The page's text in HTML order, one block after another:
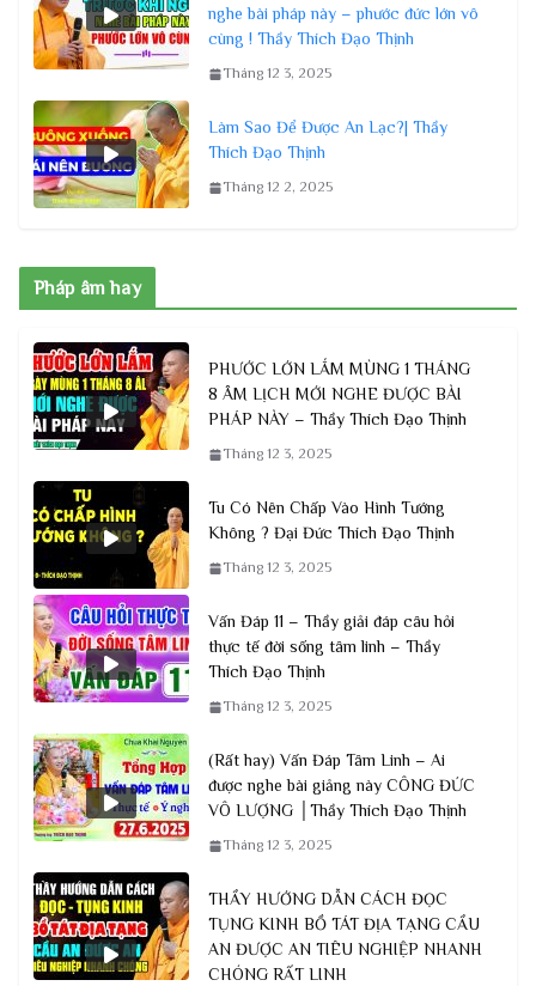
nghe bài pháp này – phước đức lớn vô
cùng ! Thầy Thích Đạo Thịnh
Tháng 12 3, 2025
Làm Sao Để Được An Lạc?| Thầy
Thích Đạo Thịnh
Tháng 12 2, 2025
Pháp âm hay
PHƯỚC LỚN LẮM MÙNG 1 THÁNG
8 ÂM LỊCH MỚI NGHE ĐƯỢC BÀI
PHÁP NÀY – Thầy Thích Đạo Thịnh
Tháng 12 3, 2025
Tu Có Nên Chấp Vào Hình Tướng
Không ? Đại Đức Thích Đạo Thịnh
Tháng 12 3, 2025
Vấn Đáp 11 – Thầy giải đáp câu hỏi
thực tế đời sống tâm linh – Thầy
Thích Đạo Thịnh
Tháng 12 3, 2025
(Rất hay) Vấn Đáp Tâm Linh – Ai
được nghe bài giảng này CÔNG ĐỨC
VÔ LƯỢNG │Thầy Thích Đạo Thịnh
Tháng 12 3, 2025
THẦY HƯỚNG DẪN CÁCH ĐỌC
TỤNG KINH BỒ TÁT ĐỊA TẠNG CẦU
AN ĐƯỢC AN TIÊU NGHIỆP NHANH
CHÓNG RẤT LINH